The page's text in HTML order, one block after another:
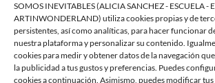
SOMOS INEVITABLES (ALICIA SANCHEZ - ESCUELA -
ARTINWONDERLAND) utiliza cookies propias y de
persistentes, así como analíticas, para hacer funcionar
nuestra plataforma y personalizar su contenido.
cookies para medir y obtener datos de la navegación
la publicidad a tus gustos y preferencias. Puedes
cookies a continuación. Asimismo, puedes modificar